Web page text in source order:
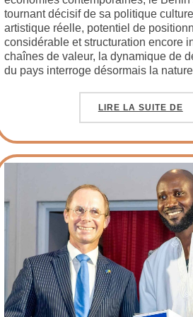
tournant décisif de sa politique
artistique réelle, potentiel de
considérable et structuration encore
chaînes de valeur, la dynamique de
du pays interroge désormais la
LIRE LA SUITE DE